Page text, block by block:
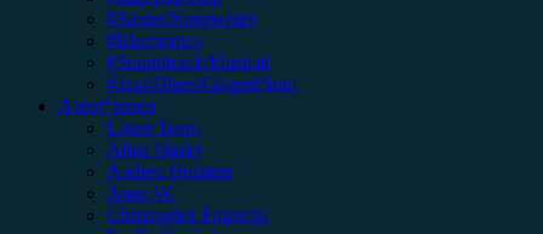
#Singer/Songwriter
#Electronica
#Soundtrack/Musical
#Jazz/Blues/Gospel/Soul
Autor*innen
Unser Team
Alina Hasky
Andrea Holstein
Anna W.
Christopher Filipecki